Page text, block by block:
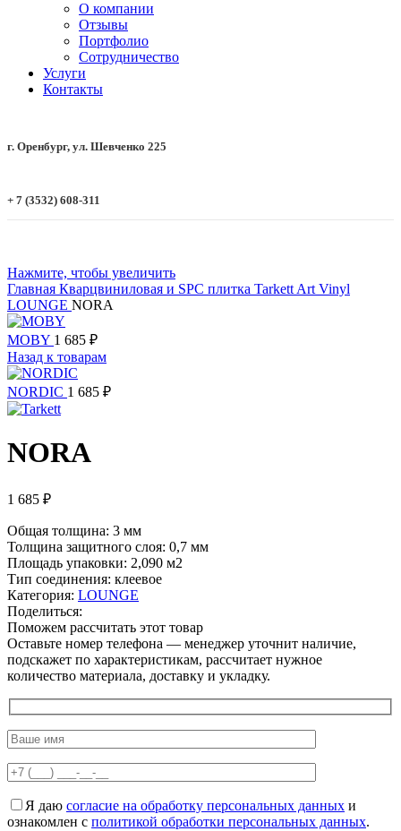
О компании
Отзывы
Портфолио
Сотрудничество
Услуги
Контакты
г. Оренбург, ул. Шевченко 225
+ 7 (3532) 608-311
Нажмите, чтобы увеличить
Главная Кварцвиниловая и SPC плитка Tarkett Art Vinyl
LOUNGE NORA
MOBY 1 685 ₽
Назад к товарам
NORDIC 1 685 ₽
NORA
1 685 ₽
Общая толщина: 3 мм
Толщина защитного слоя: 0,7 мм
Площадь упаковки: 2,090 м2
Тип соединения: клеевое
Категория: LOUNGE
Поделиться:
Поможем рассчитать этот товар
Оставьте номер телефона — менеджер уточнит наличие,
подскажет по характеристикам, рассчитает нужное
количество материала, доставку и укладку.
Я даю согласие на обработку персональных данных и
ознакомлен с политикой обработки персональных данных.